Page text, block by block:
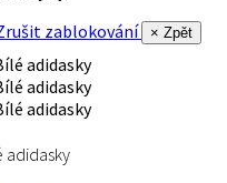
zablokování
× Zpět
adidasky